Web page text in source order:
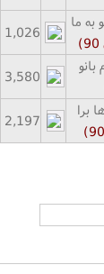
به ما
90
)
1,026
3,580
برا
90
)
2,197